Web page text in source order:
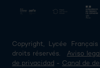
Copyright, Lycée
droits réservés.
Aviso legal
de privacidad - Canal de